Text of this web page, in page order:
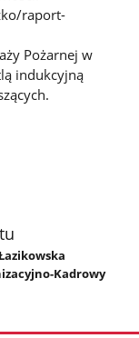
raport-
Pożarnej w
indukcyjną
Kadrowy